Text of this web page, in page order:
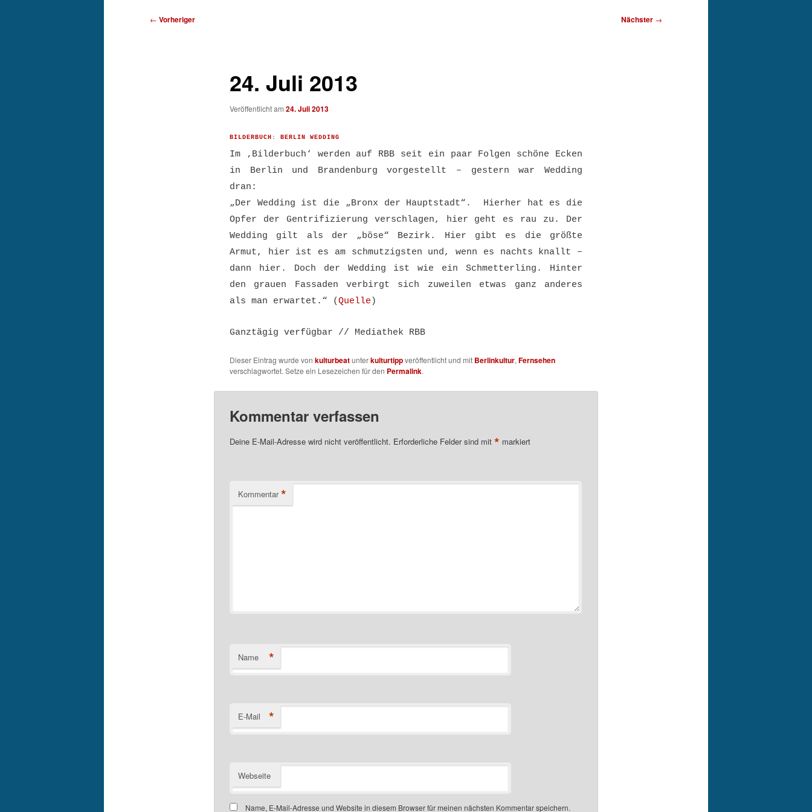
Beitragsnavigation
← Vorheriger Nächster →
24. Juli 2013
Veröffentlicht am 24. Juli 2013
BILDERBUCH: BERLIN WEDDING
Im ‚Bilderbuch‘ werden auf RBB seit ein paar Folgen schöne Ecken
in Berlin und Brandenburg vorgestellt – gestern war Wedding
dran:
„Der Wedding ist die „Bronx der Hauptstadt“. Hierher hat es die
Opfer der Gentrifizierung verschlagen, hier geht es rau zu. Der
Wedding gilt als der „böse“ Bezirk. Hier gibt es die größte
Armut, hier ist es am schmutzigsten und, wenn es nachts knallt –
dann hier. Doch der Wedding ist wie ein Schmetterling. Hinter
den grauen Fassaden verbirgt sich zuweilen etwas ganz anderes
als man erwartet.“ (Quelle )
Ganztägig verfügbar // Mediathek RBB
Dieser Eintrag wurde von kulturbeatunterkulturtippveröffentlicht und mit Berlinkultur, Fernsehen
verschlagwortet. Setze ein Lesezeichen für den Permalink.
Kommentar verfassen
Deine E-Mail-Adresse wird nicht veröffentlicht. Erforderliche Felder sind mit * markiert
Kommentar *
Name *
E-Mail *
Webseite
Name, E-Mail-Adresse und Website in diesem Browser für meinen nächsten Kommentar speichern.